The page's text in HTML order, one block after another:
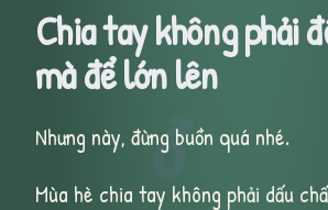
ỗ
Chia tay không phải
mà để lớn lên
Nhưng này, đừng buồn quá nhé.
Mùa hè chia tay không phải dấu